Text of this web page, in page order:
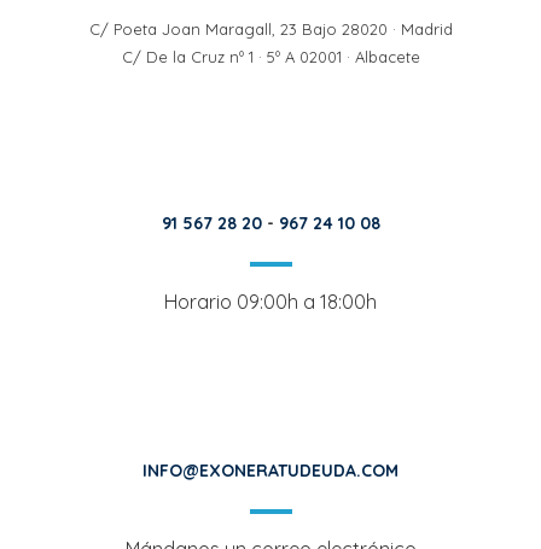
C/ Poeta Joan Maragall, 23 Bajo 28020 · Madrid
C/ De la Cruz nº 1 · 5º A 02001 · Albacete
91 567 28 20- 967 24 10 08
Horario 09:00h a 18:00h
INFO@EXONERATUDEUDA.COM